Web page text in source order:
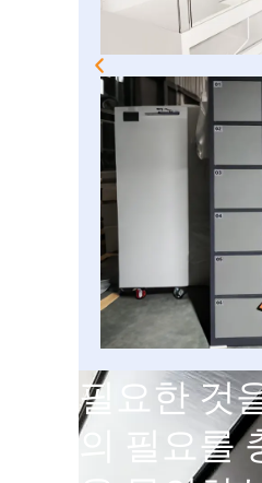
필요한 것
의 필요를
을 문의하